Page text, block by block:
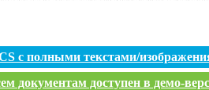
с полными текстами/
документам доступен в демо-